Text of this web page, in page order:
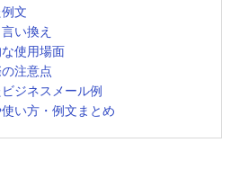
文
い換え
な使用場面
の注意点
ジネスメール例
使い方・例文まとめ